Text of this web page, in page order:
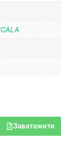
Заватажити